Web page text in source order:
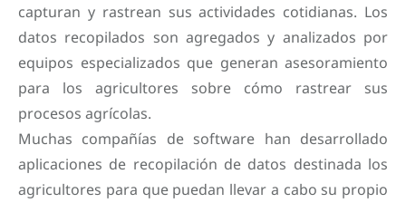
capturan y rastrean sus actividades cotidianas. Los
datos recopilados son agregados y analizados por
equipos especializados que generan asesoramiento
para los agricultores sobre cómo rastrear sus
procesos agrícolas.
Muchas compañías de software han desarrollado
aplicaciones de recopilación de datos destinada los
agricultores para que puedan llevar a cabo su propio